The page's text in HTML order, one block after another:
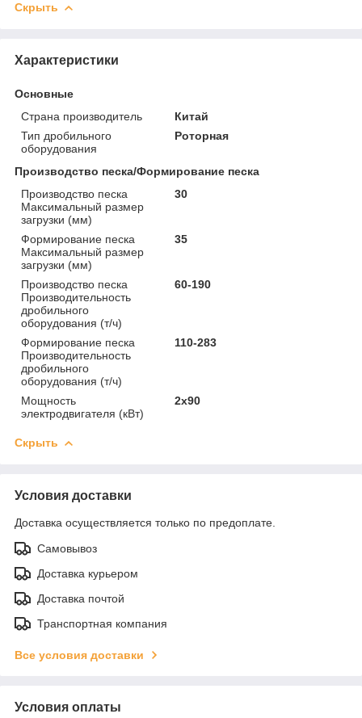
Скрыть
Характеристики
Основные
Страна производитель
Китай
Тип дробильного
оборудования
Роторная
Производство песка/Формирование песка
Производство песка
Максимальный размер
загрузки (мм)
30
Формирование песка
Максимальный размер
загрузки (мм)
35
Производство песка
Производительность
дробильного
оборудования (т/ч)
60-190
Формирование песка
Производительность
дробильного
оборудования (т/ч)
110-283
Мощность
электродвигателя (кВт)
2x90
Скрыть
Условия доставки
Доставка осуществляется только по предоплате.
Самовывоз
Доставка курьером
Доставка почтой
Транспортная компания
Все условия доставки
Условия оплаты